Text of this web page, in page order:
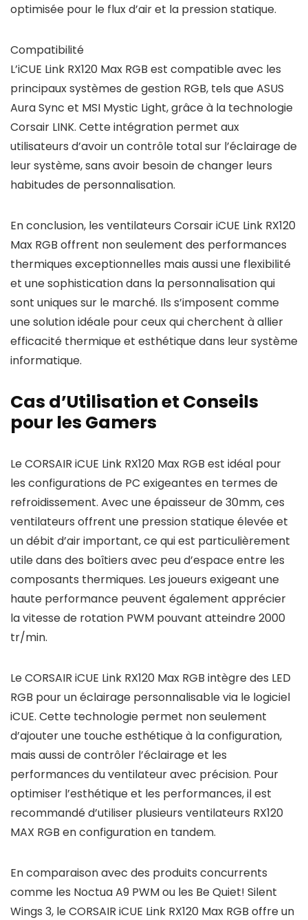
optimisée pour le flux d’air et la pression statique.
Compatibilité
L’iCUE Link RX120 Max RGB est compatible avec les
principaux systèmes de gestion RGB, tels que ASUS
Aura Sync et MSI Mystic Light, grâce à la technologie
Corsair LINK. Cette intégration permet aux
utilisateurs d’avoir un contrôle total sur l’éclairage de
leur système, sans avoir besoin de changer leurs
habitudes de personnalisation.
En conclusion, les ventilateurs Corsair iCUE Link RX120
Max RGB offrent non seulement des performances
thermiques exceptionnelles mais aussi une flexibilité
et une sophistication dans la personnalisation qui
sont uniques sur le marché. Ils s’imposent comme
une solution idéale pour ceux qui cherchent à allier
efficacité thermique et esthétique dans leur système
informatique.
Cas d’Utilisation et Conseils
pour les Gamers
Le CORSAIR iCUE Link RX120 Max RGB est idéal pour
les configurations de PC exigeantes en termes de
refroidissement. Avec une épaisseur de 30mm, ces
ventilateurs offrent une pression statique élevée et
un débit d’air important, ce qui est particulièrement
utile dans des boîtiers avec peu d’espace entre les
composants thermiques. Les joueurs exigeant une
haute performance peuvent également apprécier
la vitesse de rotation PWM pouvant atteindre 2000
tr/min.
Le CORSAIR iCUE Link RX120 Max RGB intègre des LED
RGB pour un éclairage personnalisable via le logiciel
iCUE. Cette technologie permet non seulement
d’ajouter une touche esthétique à la configuration,
mais aussi de contrôler l’éclairage et les
performances du ventilateur avec précision. Pour
optimiser l’esthétique et les performances, il est
recommandé d’utiliser plusieurs ventilateurs RX120
MAX RGB en configuration en tandem.
En comparaison avec des produits concurrents
comme les Noctua A9 PWM ou les Be Quiet! Silent
Wings 3, le CORSAIR iCUE Link RX120 Max RGB offre un